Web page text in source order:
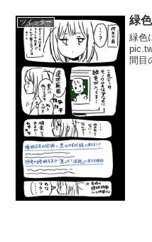
ツイッター 緑
緑色
間目